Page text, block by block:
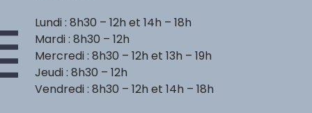
Lundi : 8h30 – 12h et 14h – 18h
Mardi : 8h30 – 12h
Mercredi : 8h30 – 12h et 13h – 19h
Jeudi : 8h30 – 12h
Vendredi : 8h30 – 12h et 14h – 18h